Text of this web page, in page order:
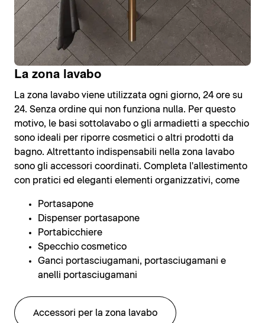
La zona lavabo
La zona lavabo viene utilizzata ogni giorno, 24 ore su
24. Senza ordine qui non funziona nulla. Per questo
motivo, le basi sottolavabo o gli armadietti a specchio
sono ideali per riporre cosmetici o altri prodotti da
bagno. Altrettanto indispensabili nella zona lavabo
sono gli accessori coordinati. Completa l'allestimento
con pratici ed eleganti elementi organizzativi, come
Portasapone
Dispenser portasapone
Portabicchiere
Specchio cosmetico
Ganci portasciugamani, portasciugamani e
anelli portasciugamani
Accessori per la zona lavabo